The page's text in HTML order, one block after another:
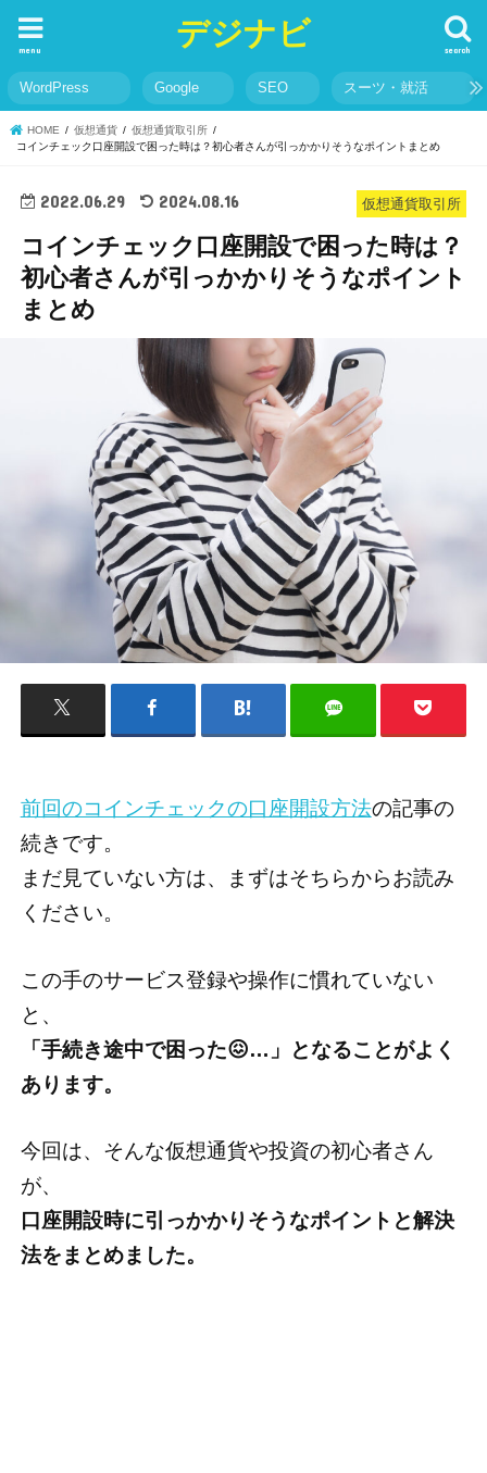
デジナビ search
menu
WordPress Google SEO スーツ・就活
HOME 仮想通貨
仮想通貨取引所
コインチェック口座開設で困った時は？初心者さんが引っかかりそうなポイントまとめ
仮想通貨取引所
2022.06.29 2024.08.16
コインチェック口座開設で困った時は？
初心者さんが引っかかりそうなポイント
まとめ
前回のコインチェックの口座開設方法の記事の
続きです。
まだ見ていない方は、まずはそちらからお読み
ください。
この手のサービス登録や操作に慣れていない
と、
「手続き途中で困った😖…」となることがよく
あります。
今回は、そんな仮想通貨や投資の初心者さん
が、
口座開設時に引っかかりそうなポイントと解決
法をまとめました。